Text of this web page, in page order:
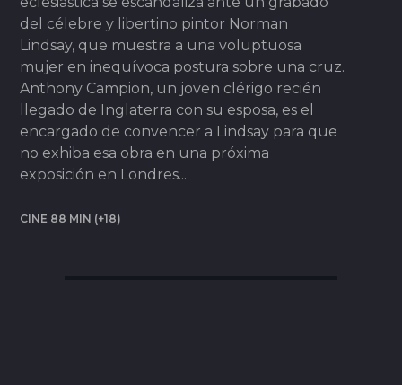
del célebre y libertino pintor Norman
Lindsay, que muestra a una voluptuosa
mujer en inequívoca postura sobre una cruz.
Anthony Campion, un joven clérigo recién
llegado de Inglaterra con su esposa, es el
encargado de convencer a Lindsay para que
no exhiba esa obra en una próxima
exposición en Londres...
CINE 88 MIN (+18)